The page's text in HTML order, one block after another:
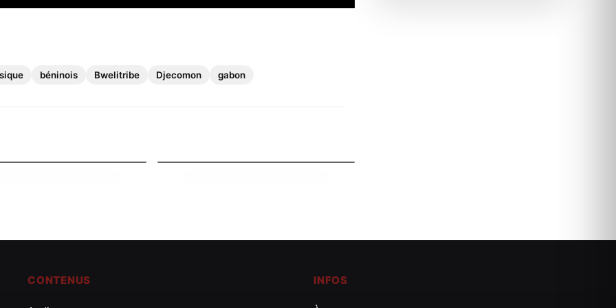
béninois Bwelitribe Djecomon gabon
CONTENUS INFOS